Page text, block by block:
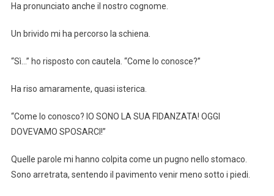
Ha pronunciato anche il nostro cognome.
Un brivido mi ha percorso la schiena.
“Sì…” ho risposto con cautela. “Come lo conosce?”
Ha riso amaramente, quasi isterica.
“Come lo conosco? IO SONO LA SUA FIDANZATA! OGGI
DOVEVAMO SPOSARCI!”
Quelle parole mi hanno colpita come un pugno nello stomaco.
Sono arretrata, sentendo il pavimento venir meno sotto i piedi.